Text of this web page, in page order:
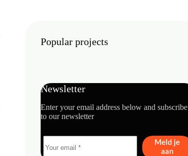
Popular projects
Newsletter
Enter your email address below and subscribe
to our newsletter
Meld je
aan